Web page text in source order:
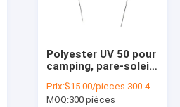
Polyester UV 50 pour
camping, pare-soleil
logo personnalisé
Prix:$15.00/pieces 300-499 pieces
MOQ:300 pièces